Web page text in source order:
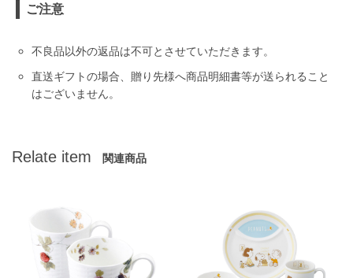
ご注意
不良品以外の返品は不可とさせていただきます。
直送ギフトの場合、贈り先様へ商品明細書等が送られること
はございません。
Relate item 関連商品